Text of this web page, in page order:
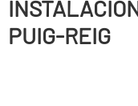
PUIG-REIG